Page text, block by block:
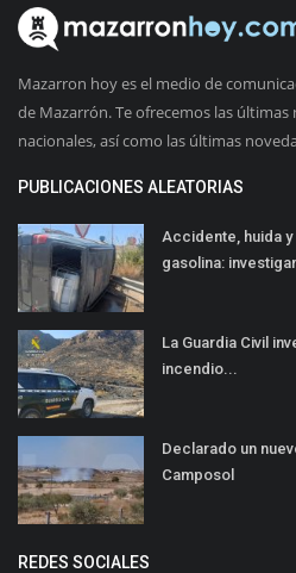
Mazarron hoy es el medio de
de Mazarrón. Te ofrecemos las últimas
nacionales, así como las últimas
PUBLICACIONES ALEATORIAS
Accidente, huida
gasolina:
La Guardia Civil
incendio...
Declarado un
Camposol
REDES SOCIALES